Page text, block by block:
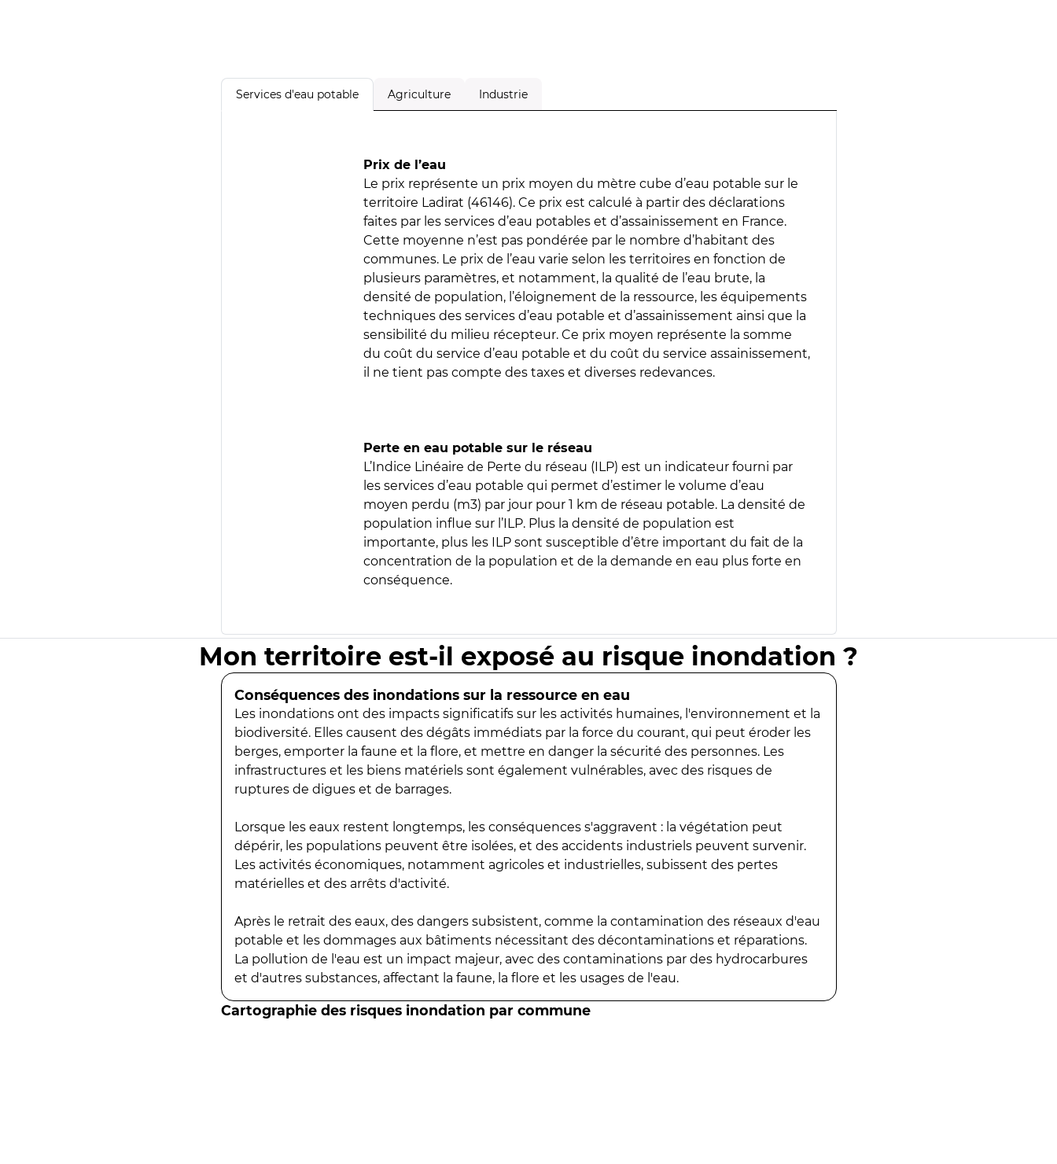
Services d'eau potable Agriculture Industrie
Prix de l’eau
Le prix représente un prix moyen du mètre cube d’eau potable sur le
territoire Ladirat (46146). Ce prix est calculé à partir des déclarations
faites par les services d’eau potables et d’assainissement en France.
Cette moyenne n’est pas pondérée par le nombre d’habitant des
communes. Le prix de l’eau varie selon les territoires en fonction de
plusieurs paramètres, et notamment, la qualité de l’eau brute, la
densité de population, l’éloignement de la ressource, les équipements
techniques des services d’eau potable et d’assainissement ainsi que la
sensibilité du milieu récepteur. Ce prix moyen représente la somme
du coût du service d’eau potable et du coût du service assainissement,
il ne tient pas compte des taxes et diverses redevances.
Perte en eau potable sur le réseau
L’Indice Linéaire de Perte du réseau (ILP) est un indicateur fourni par
les services d’eau potable qui permet d’estimer le volume d’eau
moyen perdu (m3) par jour pour 1 km de réseau potable. La densité de
population influe sur l’ILP. Plus la densité de population est
importante, plus les ILP sont susceptible d’être important du fait de la
concentration de la population et de la demande en eau plus forte en
conséquence.
Mon territoire est-il exposé au risque inondation ?
Conséquences des inondations sur la ressource en eau
Les inondations ont des impacts significatifs sur les activités humaines, l'environnement et la
biodiversité. Elles causent des dégâts immédiats par la force du courant, qui peut éroder les
berges, emporter la faune et la flore, et mettre en danger la sécurité des personnes. Les
infrastructures et les biens matériels sont également vulnérables, avec des risques de
ruptures de digues et de barrages.
Lorsque les eaux restent longtemps, les conséquences s'aggravent : la végétation peut
dépérir, les populations peuvent être isolées, et des accidents industriels peuvent survenir.
Les activités économiques, notamment agricoles et industrielles, subissent des pertes
matérielles et des arrêts d'activité.
Après le retrait des eaux, des dangers subsistent, comme la contamination des réseaux d'eau
potable et les dommages aux bâtiments nécessitant des décontaminations et réparations.
La pollution de l'eau est un impact majeur, avec des contaminations par des hydrocarbures
et d'autres substances, affectant la faune, la flore et les usages de l'eau.
Cartographie des risques inondation par commune